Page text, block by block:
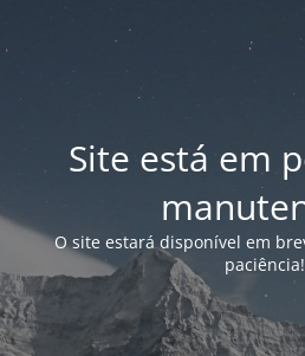
Site está em
O site estará disponível em
paciência!